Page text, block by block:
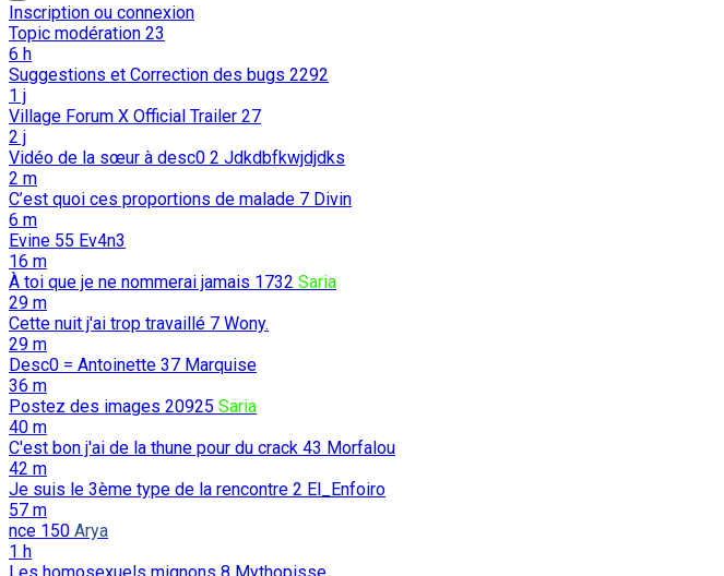
Inscription ou connexion
Topic modération 23
6 h
Suggestions et Correction des bugs 2292
1 j
Village Forum X Official Trailer 27
2 j
Vidéo de la sœur à desc0 2 Jdkdbfkwjdjdks
2 m
C’est quoi ces proportions de malade 7 Divin
6 m
Evine 55 Ev4n3
16 m
À toi que je ne nommerai jamais 1732 Saria
29 m
Cette nuit j'ai trop travaillé 7 Wony.
29 m
Desc0 = Antoinette 37 Marquise
36 m
Postez des images 20925 Saria
40 m
C'est bon j'ai de la thune pour du crack 43 Morfalou
42 m
Je suis le 3ème type de la rencontre 2 El_Enfoiro
57 m
nce 150 Arya
1 h